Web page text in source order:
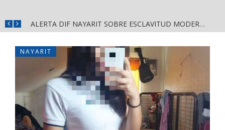
ALERTA DIF NAYARIT SOBRE ESCLAVITUD MODERNA Y FALSAS OFERTAS DE TRABAJO
NAYARIT